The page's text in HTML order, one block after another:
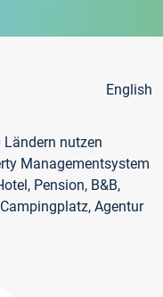
English
nutzen
Managementsystem
Pension, B&B,
Agentur